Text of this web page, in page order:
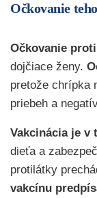
Očkovanie
Očkovanie
dojčiace ženy.
pretože chrípka
priebeh a
Vakcinácia je v
dieťa a
protilátky
vakcínu